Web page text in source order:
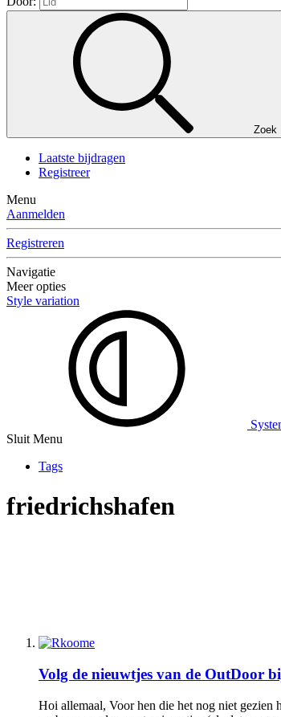
Zoek
Laatste bijdragen
Registreer
Menu
Aanmelden
Registreren
Navigatie
Meer opties
Style variation
Sluit Menu
Tags
friedrichshafen
Volg de nieuwtjes van de OutDoor
Hoi allemaal, Voor hen die het nog niet gezien